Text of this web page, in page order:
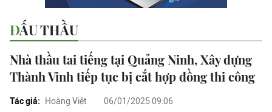
ĐẤU THẦU
Nhà thầu tai tiếng tại Quảng Ninh, Xây dựng
Thành Vinh tiếp tục bị cắt hợp đồng thi công
Tác giả: Hoàng Việt 06/01/2025 09:06